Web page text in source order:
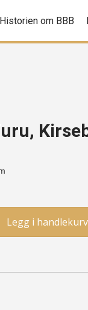
Historien om BBB
Legg i handlekurv